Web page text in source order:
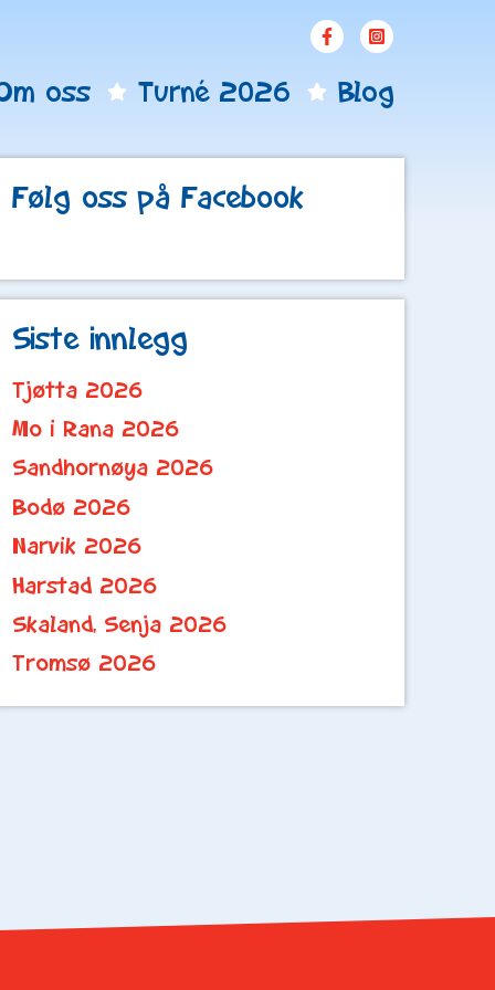
oss Turné 2026 Blog
Følg oss på Facebook
Siste innlegg
Tjøtta 2026
Mo i Rana 2026
Sandhornøya 2026
Bodø 2026
Narvik 2026
Harstad 2026
Skaland, Senja 2026
Tromsø 2026